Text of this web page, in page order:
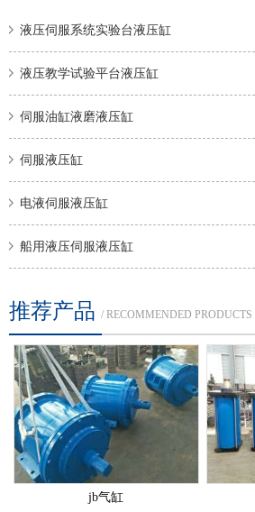
液压伺服系统实验台液压缸
液压教学试验平台液压缸
伺服油缸液磨液压缸
伺服液压缸
电液伺服液压缸
船用液压伺服液压缸
推荐产品 / RECOMMENDED PRODUCTS
jb气缸